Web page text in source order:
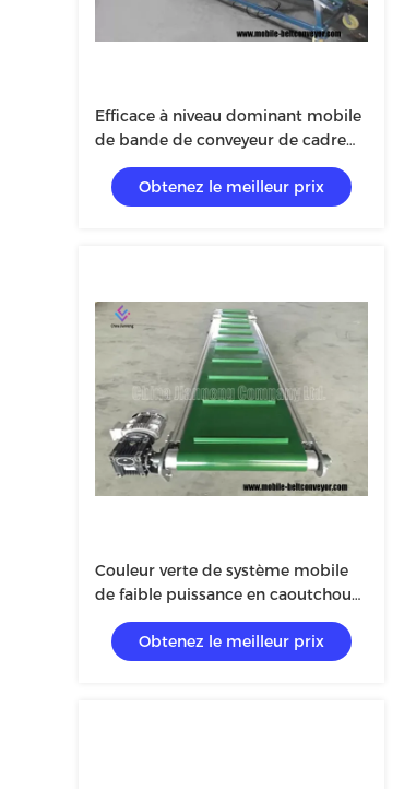
Efficace à niveau dominant mobile
de bande de conveyeur de cadre
en acier avec la surface douce
Obtenez le meilleur prix
Couleur verte de système mobile
de faible puissance en caoutchouc
de bande de conveyeur pour
l'agriculture
Obtenez le meilleur prix